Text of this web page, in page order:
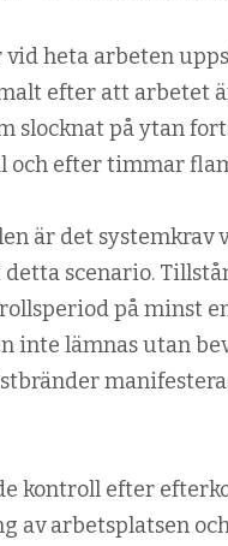
vid heta arbeten
efter att arbetet
slocknat på ytan
och efter timmar
är det systemkrav
detta scenario.
på minst
inte lämnas utan
kontroll efter
av arbetsplatsen